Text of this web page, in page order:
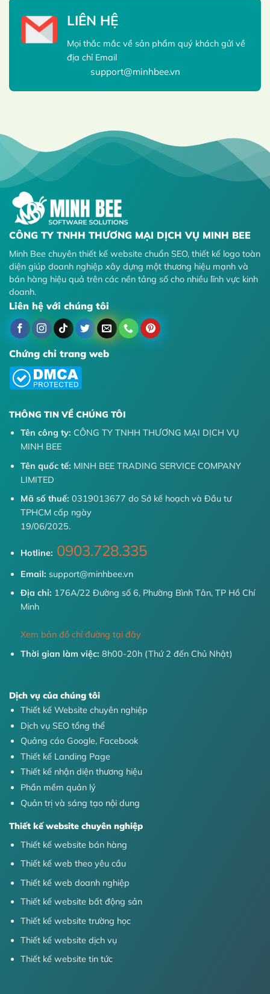
LIÊN HỆ
Mọi thắc mắc về sản phẩm quý khách gửi về
địa chỉ Email
support@minhbee.vn
CÔNG TY TNHH THƯƠNG MẠI DỊCH VỤ MINH BEE
Minh Bee chuyên thiết kế website chuẩn SEO, thiết kế logo toàn
diện giúp doanh nghiệp xây dựng một thương hiệu mạnh và
bán hàng hiệu quả trên các nền tảng số cho nhiều lĩnh vực kinh
doanh.
Liên hệ với chúng tôi
Chứng chỉ trang web
THÔNG TIN VỀ CHÚNG TÔI
Tên công ty: CÔNG TY TNHH THƯƠNG MẠI DỊCH VỤ
MINH BEE
Tên quốc tế: MINH BEE TRADING SERVICE COMPANY
LIMITED
Mã số thuế: 0319013677 do Sở kế hoạch và Đầu tư
TPHCM cấp ngày
19/06/2025.
Hotline: 0903.728.335
Email: support@minhbee.vn
Địa chỉ: 176A/22 Đường số 6, Phường Bình Tân, TP Hồ Chí
Minh
Xem bản đồ chỉ đường tại đây
Thời gian làm việc: 8h00-20h (Thứ 2 đến Chủ Nhật)
Dịch vụ của chúng tôi
Thiết kế Website chuyên nghiệp
Dịch vụ SEO tổng thể
Quảng cáo Google, Facebook
Thiết kế Landing Page
Thiết kế nhận diện thương hiệu
Phần mềm quản lý
Quản trị và sáng tạo nội dung
Thiết kế website chuyên nghiệp
Thiết kế website bán hàng
Thiết kế web theo yêu cầu
Thiết kế web doanh nghiệp
Thiết kế website bất động sản
Thiết kế website trường học
Thiết kế website dịch vụ
Thiết kế website tin tức